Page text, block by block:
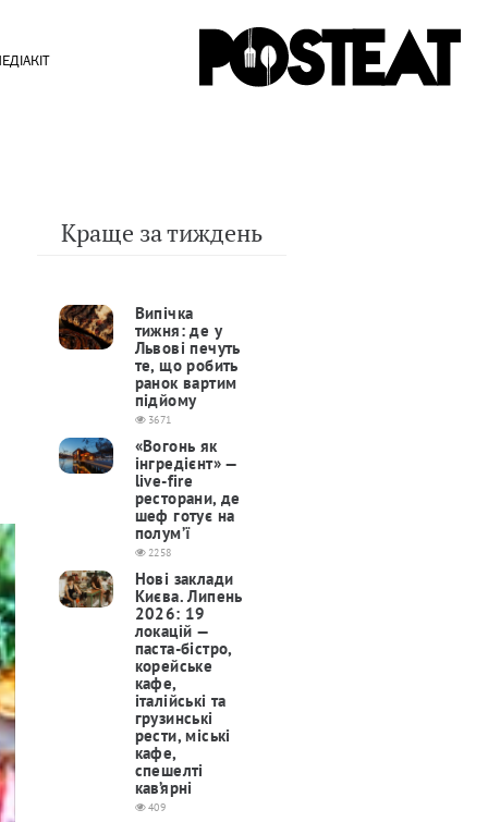
Краще за тиждень
Випічка
тижня: де у
Львові печуть
те, що робить
ранок вартим
підйому
3671
«Вогонь як
інгредієнт» —
live-fire
ресторани, де
шеф готує на
полум’ї
2258
Нові заклади
Києва. Липень
2026: 19
локацій —
паста-бістро,
корейське
кафе,
італійські та
грузинські
рести, міські
кафе,
спешелті
кав’ярні
409